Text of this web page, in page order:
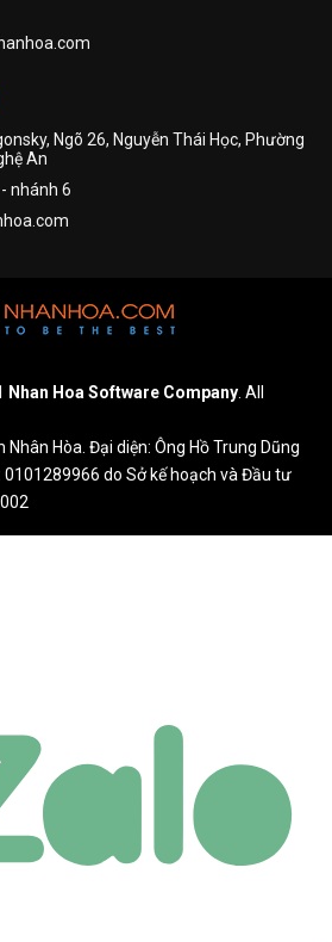
Ngõ 26, Nguyễn Thái Học, Phường
An
nhánh 6
Nhan Hoa Software Company . All
Nhân Hòa. Đại diện: Ông Hồ Trung Dũng
0101289966 do Sở kế hoạch và Đầu tư